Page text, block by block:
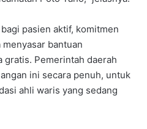
pasien aktif, komitmen
bantuan
gratis. Pemerintah daerah
ini secara penuh, untuk
ahli waris yang sedang